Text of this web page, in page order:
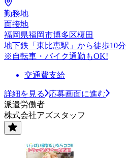
勤務地
面接地
福岡県福岡市博多区榎田
地下鉄「東比恵駅」から徒歩10分
※自転車・バイク通勤もOK!
交通費支給
詳細を見る
応募画面に進む
派遣労働者
株式会社アズスタッフ